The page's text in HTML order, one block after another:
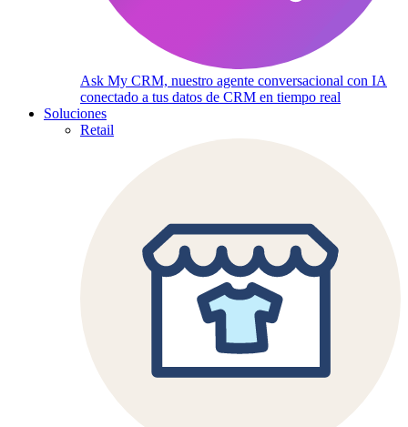
Ask My CRM, nuestro agente conversacional con IA
conectado a tus datos de CRM en tiempo real
Soluciones
Retail